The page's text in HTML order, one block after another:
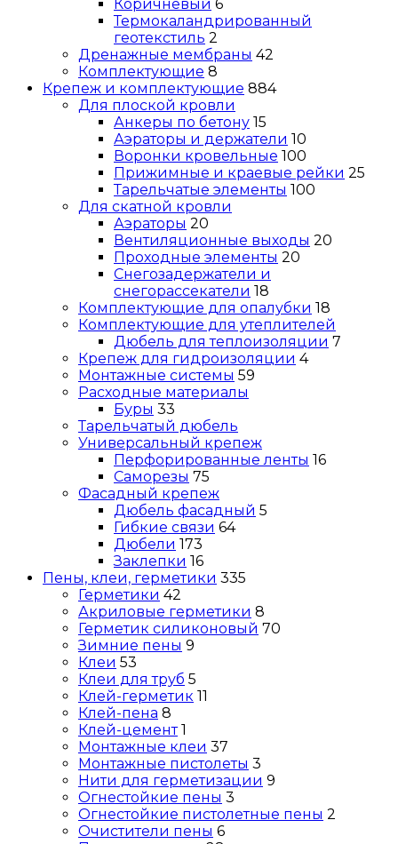
Коричневый 6
Термокаландрированный
геотекстиль 2
Дренажные мембраны 42
Комплектующие 8
Крепеж и комплектующие 884
Для плоской кровли
Анкеры по бетону 15
Аэраторы и держатели 10
Воронки кровельные 100
Прижимные и краевые рейки 25
Тарельчатые элементы 100
Для скатной кровли
Аэраторы 20
Вентиляционные выходы 20
Проходные элементы 20
Снегозадержатели и
снегорассекатели 18
Комплектующие для опалубки 18
Комплектующие для утеплителей
Дюбель для теплоизоляции 7
Крепеж для гидроизоляции 4
Монтажные системы 59
Расходные материалы
Буры 33
Тарельчатый дюбель
Универсальный крепеж
Перфорированные ленты 16
Саморезы 75
Фасадный крепеж
Дюбель фасадный 5
Гибкие связи 64
Дюбели 173
Заклепки 16
Пены, клеи, герметики 335
Герметики 42
Акриловые герметики 8
Герметик силиконовый 70
Зимние пены 9
Клеи 53
Клеи для труб 5
Клей-герметик 11
Клей-пена 8
Клей-цемент 1
Монтажные клеи 37
Монтажные пистолеты 3
Нити для герметизации 9
Огнестойкие пены 3
Огнестойкие пистолетные пены 2
Очистители пены 6